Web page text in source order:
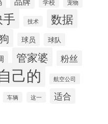
学校 宠物
技术 数据
球员 球队
管家婆 粉丝
己的 航空公司
车辆 这一 适合